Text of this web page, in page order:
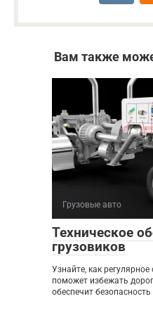
Вам также
Грузовые авто
Техническое
грузовиков
Узнайте, как
поможет избежать
обеспечит безопасность